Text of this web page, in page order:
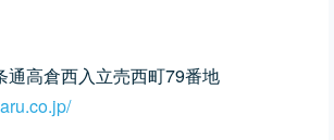
通高倉西入立売西町79番地